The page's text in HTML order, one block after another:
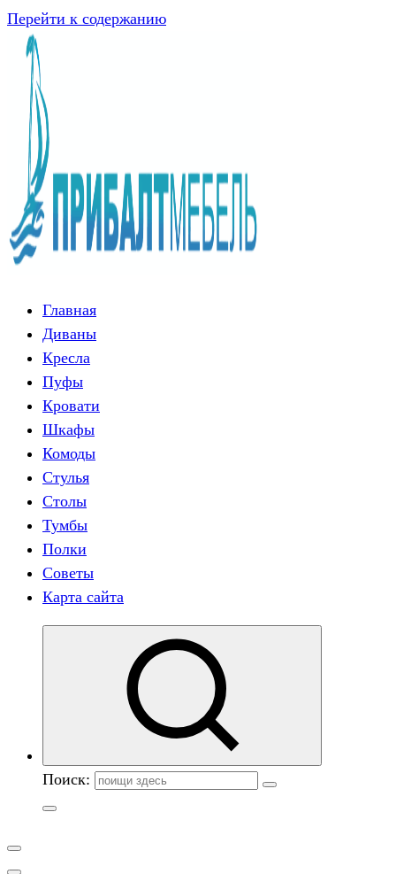
Перейти к содержанию
Главная
Диваны
Кресла
Пуфы
Кровати
Шкафы
Комоды
Стулья
Столы
Тумбы
Полки
Советы
Карта сайта
Поиск: